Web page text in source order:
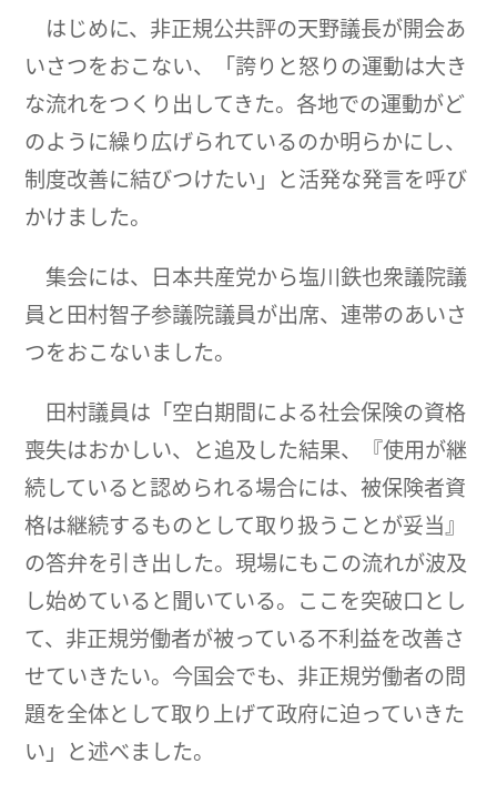
はじめに、非正規公共評の天野議長が開会あ
いさつをおこない、「誇りと怒りの運動は大き
な流れをつくり出してきた。各地での運動がど
のように繰り広げられているのか明らかにし、
制度改善に結びつけたい」と活発な発言を呼び
かけました。
集会には、日本共産党から塩川鉄也衆議院議
員と田村智子参議院議員が出席、連帯のあいさ
つをおこないました。
田村議員は「空白期間による社会保険の資格
喪失はおかしい、と追及した結果、『使用が継
続していると認められる場合には、被保険者資
格は継続するものとして取り扱うことが妥当』
の答弁を引き出した。現場にもこの流れが波及
し始めていると聞いている。ここを突破口とし
て、非正規労働者が被っている不利益を改善さ
せていきたい。今国会でも、非正規労働者の問
題を全体として取り上げて政府に迫っていきた
い」と述べました。